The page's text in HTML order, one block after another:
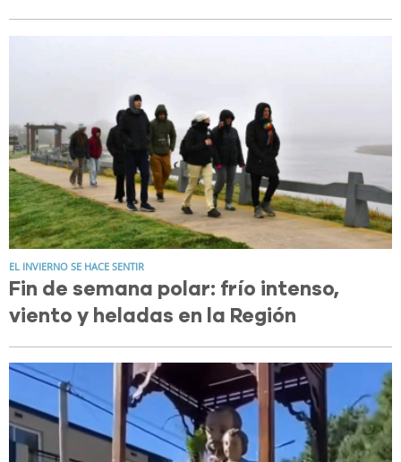
EL INVIERNO SE HACE SENTIR
Fin de semana polar: frío intenso,
viento y heladas en la Región